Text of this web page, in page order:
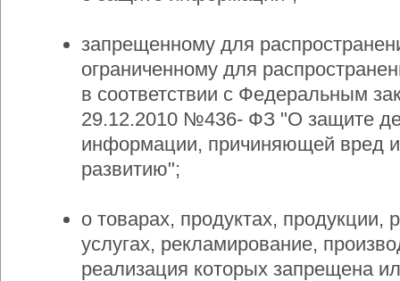
запрещенному для
ограниченному для
в соответствии с Федеральным
29.12.2010 №436- ФЗ "О защите
информации, причиняющей вред
развитию";
о товарах, продуктах, продукции,
услугах, рекламирование,
реализация которых запрещена